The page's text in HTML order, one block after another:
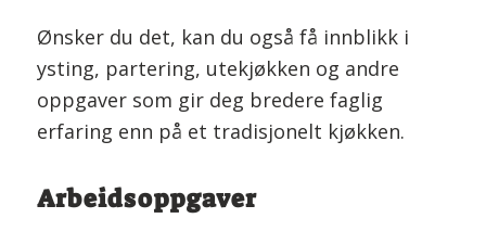
Ønsker du det, kan du også få innblikk i
ysting, partering, utekjøkken og andre
oppgaver som gir deg bredere faglig
erfaring enn på et tradisjonelt kjøkken.
Arbeidsoppgaver